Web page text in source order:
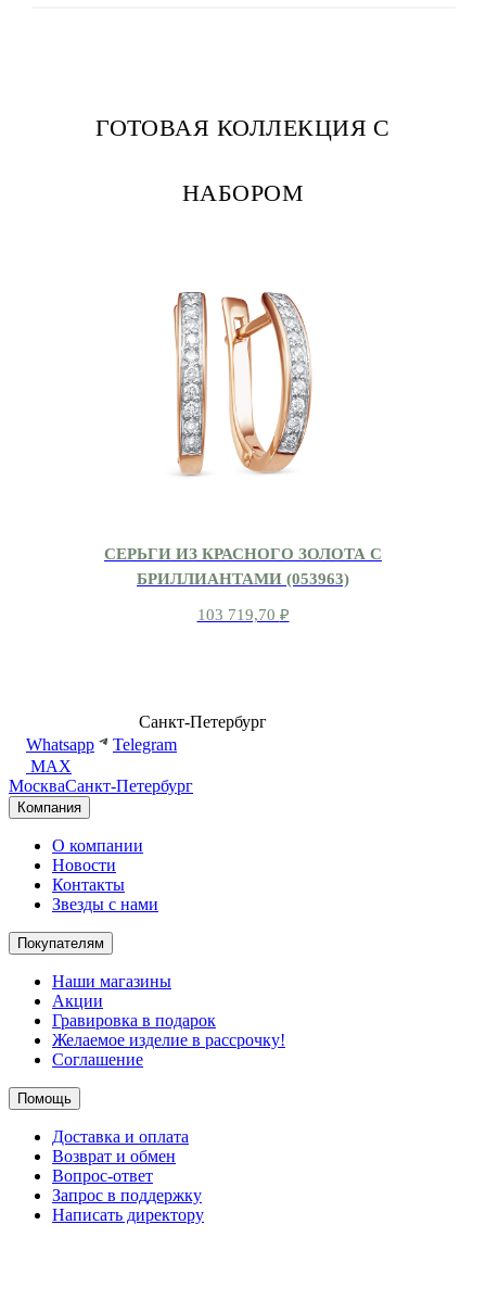
ГОТОВАЯ КОЛЛЕКЦИЯ С
НАБОРОМ
СЕРЬГИ ИЗ КРАСНОГО ЗОЛОТА С
БРИЛЛИАНТАМИ (053963)
103 719,70 ₽
Санкт-Петербург
Whatsapp
Telegram
MAX
МоскваСанкт-Петербург
Компания
О компании
Новости
Контакты
Звезды с нами
Покупателям
Наши магазины
Акции
Гравировка в подарок
Желаемое изделие в рассрочку!
Соглашение
Помощь
Доставка и оплата
Возврат и обмен
Вопрос-ответ
Запрос в поддержку
Написать директору